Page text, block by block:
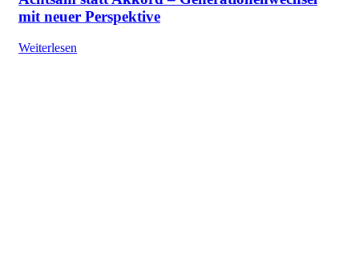
mit neuer Perspektive
Weiterlesen